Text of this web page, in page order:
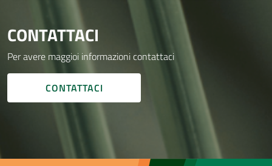
CONTATTACI
Per avere maggioi informazioni contattaci
CONTATTACI